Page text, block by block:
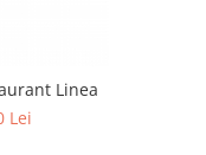
Linea
Lei